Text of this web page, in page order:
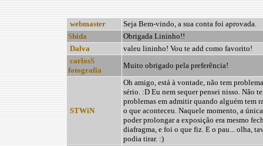
webmaster
Seja Bem-vindo, a sua conta foi aprovada.
Shida
Obrigada Lininho!!
Dalva
valeu lininho! Vou te add como favorito!
carlosS
fotografia
Muito obrigado pela preferência!
STWiN
Oh amigo, está à vontade, não tem
sério. :D Eu nem sequer pensei nisso. Não
problemas em admitir quando alguém tem
o que aconteceu. Naquele momento, a
poder prolongar a exposição era mesmo
diafragma, e foi o que fiz. E o pau... olha,
podia tirar. :)